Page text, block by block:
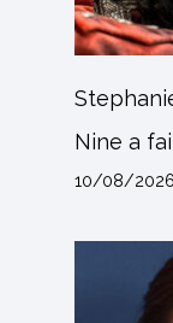
Nine a
10/08/2026